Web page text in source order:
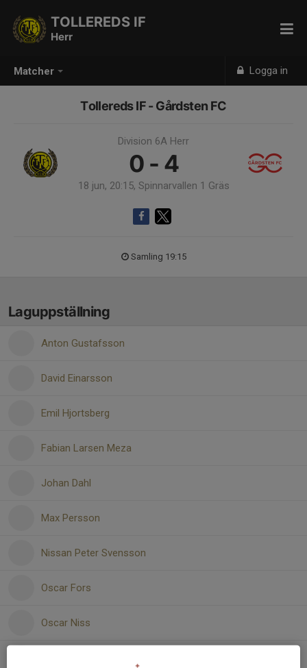
Matcher Logga in
TOLLEREDS IF
Herr
Tollereds IF - Gårdsten FC
Division 6A Herr
0 - 4
18 jun, 20:15, Spinnarvallen 1 Gräs
Samling 19:15
Laguppställning
Anton Gustafsson
David Einarsson
Emil Hjortsberg
Fabian Larsen Meza
Johan Dahl
Max Persson
Nissan Peter Svensson
Oscar Fors
Oscar Niss